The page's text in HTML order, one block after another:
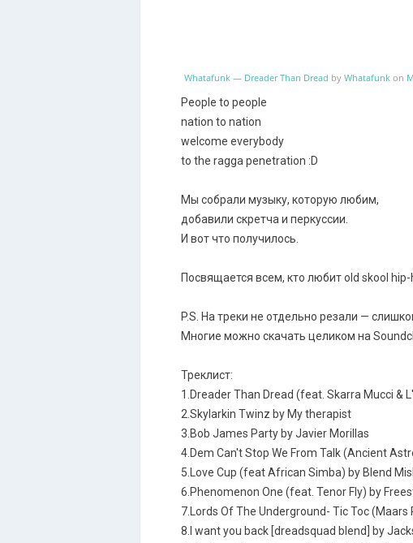
Whatafunk — Dreader Than Dread by Whatafunk on
People to people
nation to nation
welcome everybody
to the ragga penetration :D
Мы собрали музыку, которую любим,
добавили скретча и перкуссии.
И вот что получилось.
Посвящается всем, кто любит old skool hip-
P.S. На треки не отдельно резали —
Многие можно cкачать целиком на
Треклист:
1.Dreader Than Dread (feat. Skarra Mucci &
2.Skylarkin Twinz by My therapist
3.Bob James Party by Javier Morillas
4.Dem Can't Stop We From Talk (Ancient
5.Love Cup (feat African Simba) by Blend
6.Phenomenon One (feat. Tenor Fly) by
7.Lords Of The Underground- Tic Toc (Maars
8.I want you back [ dreadsquad blend ] by